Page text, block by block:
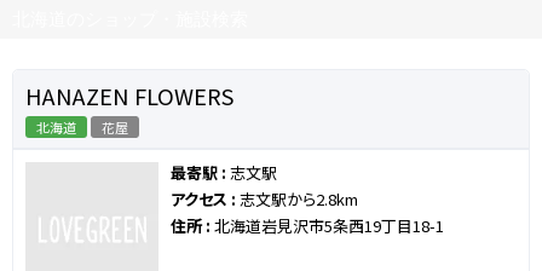
HANAZEN FLOWERS
北海道 花屋
最寄駅 : 志文駅
アクセス : 志文駅から2.8km
住所 : 北海道岩見沢市5条西19丁目18-1